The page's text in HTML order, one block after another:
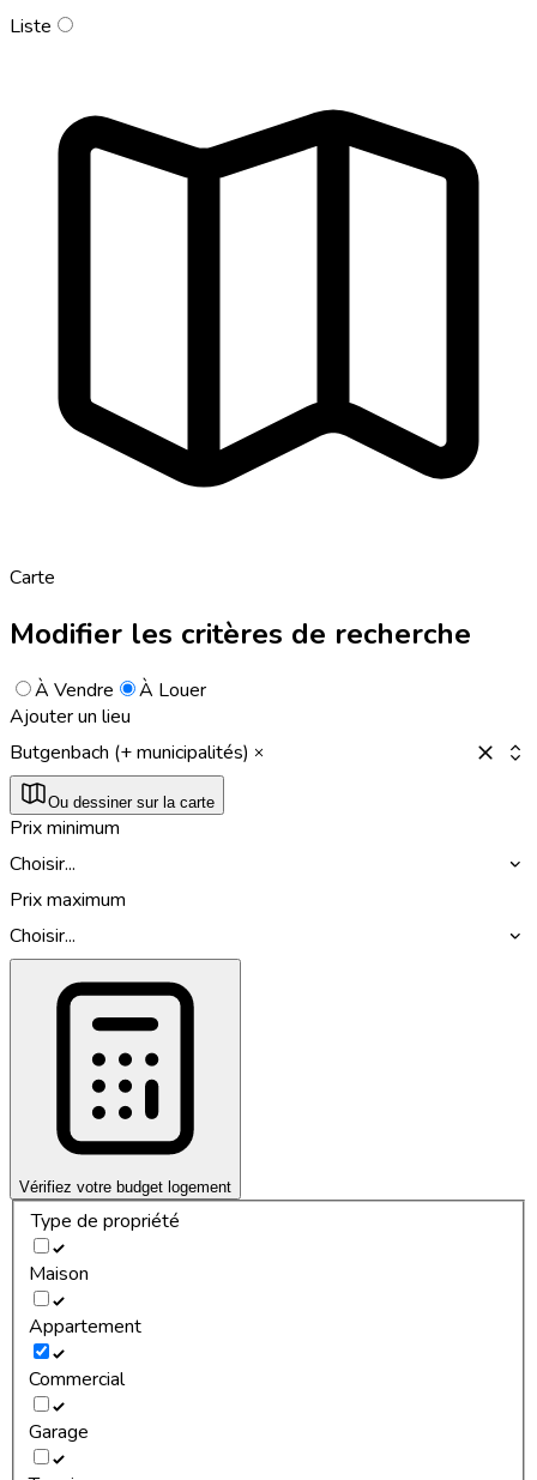
Liste
Carte
Modifier les critères de recherche
À Vendre
À Louer
Ajouter un lieu
Butgenbach (+ municipalités)
Ou dessiner sur la carte
Prix minimum
Choisir...
Prix maximum
Choisir...
Vérifiez votre budget logement
Type de propriété
Maison
Appartement
Commercial
Garage